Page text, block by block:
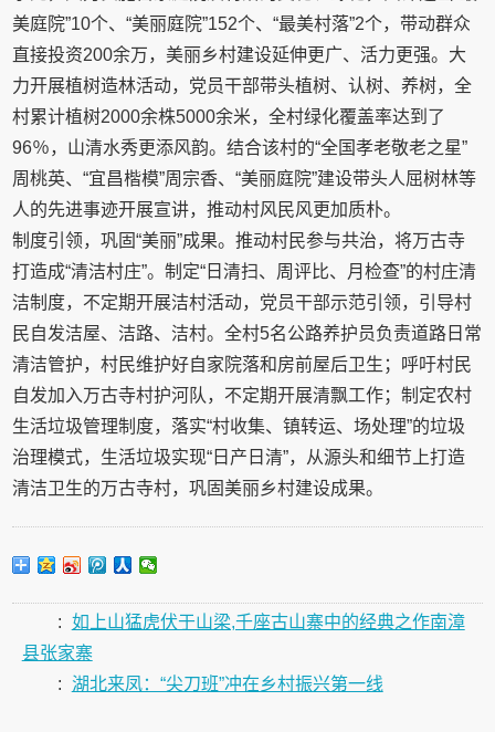
美庭院”10个、“美丽庭院”152个、“最美村落”2个，带动群众
直接投资200余万，美丽乡村建设延伸更广、活力更强。大
力开展植树造林活动，党员干部带头植树、认树、养树，全
村累计植树2000余株5000余米，全村绿化覆盖率达到了
96％，山清水秀更添风韵。结合该村的“全国孝老敬老之星”
周桃英、“宜昌楷模”周宗香、“美丽庭院”建设带头人屈树林等
人的先进事迹开展宣讲，推动村风民风更加质朴。
制度引领，巩固“美丽”成果。推动村民参与共治，将万古寺
打造成“清洁村庄”。制定“日清扫、周评比、月检查”的村庄清
洁制度，不定期开展洁村活动，党员干部示范引领，引导村
民自发洁屋、洁路、洁村。全村5名公路养护员负责道路日常
清洁管护，村民维护好自家院落和房前屋后卫生；呼吁村民
自发加入万古寺村护河队，不定期开展清飘工作；制定农村
生活垃圾管理制度，落实“村收集、镇转运、场处理”的垃圾
治理模式，生活垃圾实现“日产日清”，从源头和细节上打造
清洁卫生的万古寺村，巩固美丽乡村建设成果。
: 如上山猛虎伏于山梁,千座古山寨中的经典之作南漳
县张家寨
: 湖北来凤：“尖刀班”冲在乡村振兴第一线